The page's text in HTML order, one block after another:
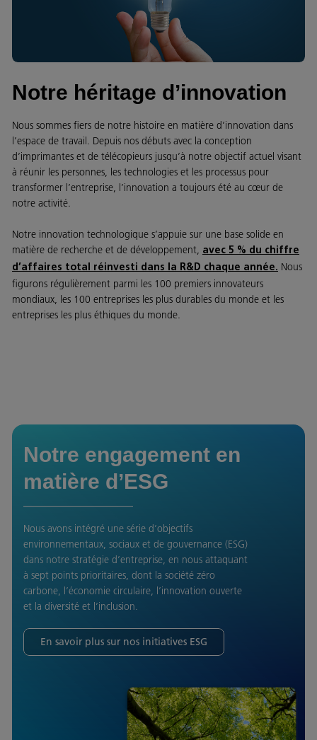
Notre héritage d’innovation
Nous sommes fiers de notre histoire en matière d’innovation dans
l’espace de travail. Depuis nos débuts avec la conception
d’imprimantes et de télécopieurs jusqu’à notre objectif actuel visant
à réunir les personnes, les technologies et les processus pour
transformer l’entreprise, l’innovation a toujours été au cœur de
notre activité.
Notre innovation technologique s’appuie sur une base solide en
matière de recherche et de développement, avec 5 % du chiffre
d’affaires total réinvesti dans la R&D chaque année. Nous
figurons régulièrement parmi les 100 premiers innovateurs
mondiaux, les 100 entreprises les plus durables du monde et les
entreprises les plus éthiques du monde.
Notre engagement en
matière d’ESG
Nous avons intégré une série d’objectifs
environnementaux, sociaux et de gouvernance (ESG)
dans notre stratégie d’entreprise, en nous attaquant
à sept points prioritaires, dont la société zéro
carbone, l’économie circulaire, l’innovation ouverte
et la diversité et l’inclusion.
En savoir plus sur nos initiatives ESG